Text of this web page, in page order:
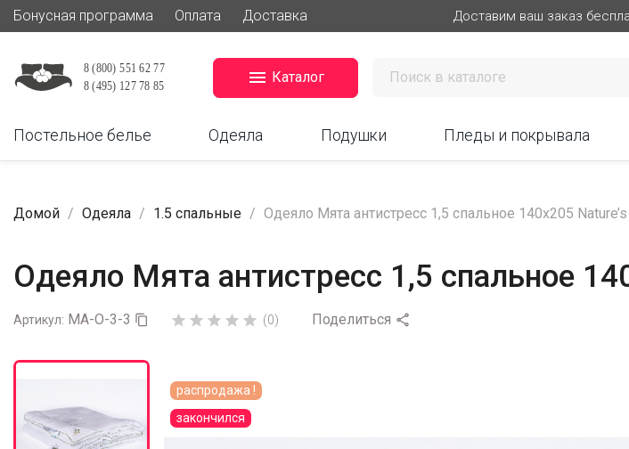
Бонусная программа Оплата Доставка Доставим ваш заказ
 Каталог
Постельное белье Одеяла Подушки Пледы и покрывала
Домой Одеяла 1.5 спальные Одеяло Мята антистресс 1,5 спальное 140х205 Nature’s
Одеяло Мята антистресс 1,5 спальное
Артикул: МА-О-3-3       (0) Поделиться 
распродажа !
закончился